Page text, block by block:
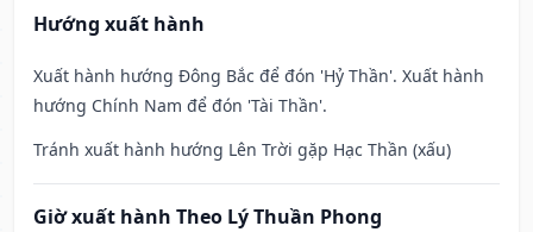
Hướng xuất hành
Xuất hành hướng Đông Bắc để đón 'Hỷ Thần'. Xuất hành
hướng Chính Nam để đón 'Tài Thần'.
Tránh xuất hành hướng Lên Trời gặp Hạc Thần (xấu)
Giờ xuất hành Theo Lý Thuần Phong